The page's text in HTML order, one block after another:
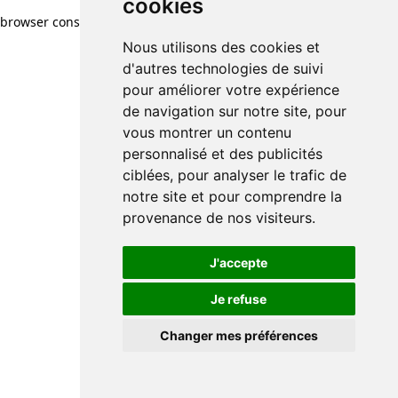
cookies
Nous utilisons des cookies et
d'autres technologies de suivi
pour améliorer votre expérience
de navigation sur notre site, pour
vous montrer un contenu
personnalisé et des publicités
ciblées, pour analyser le trafic de
notre site et pour comprendre la
provenance de nos visiteurs.
J'accepte
Je refuse
Changer mes préférences
cookies
Nous utilisons des cookies et
d'autres technologies de suivi
pour améliorer votre expérience
de navigation sur notre site, pour
vous montrer un contenu
personnalisé et des publicités
ciblées, pour analyser le trafic de
notre site et pour comprendre la
provenance de nos visiteurs.
J'accepte
Je refuse
Changer mes préférences
browser console for more information)